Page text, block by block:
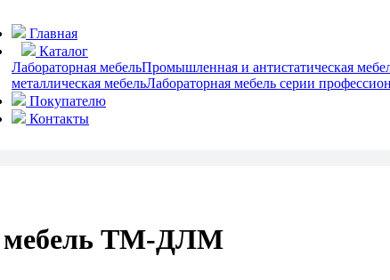
Главная
Каталог
Лабораторная мебельПромышленная и антистатическая
металлическая мебельЛабораторная мебель серии
Покупателю
Контакты
мебель ТМ-ДЛМ